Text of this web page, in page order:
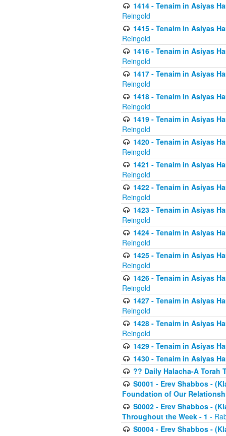
1414 - Tenaim in Asiyas
Reingold
1415 - Tenaim in Asiyas
Reingold
1416 - Tenaim in Asiyas
Reingold
1417 - Tenaim in Asiyas
Reingold
1418 - Tenaim in Asiyas
Reingold
1419 - Tenaim in Asiyas
Reingold
1420 - Tenaim in Asiyas
Reingold
1421 - Tenaim in Asiyas
Reingold
1422 - Tenaim in Asiyas
Reingold
1423 - Tenaim in Asiyas
Reingold
1424 - Tenaim in Asiyas
Reingold
1425 - Tenaim in Asiyas
Reingold
1426 - Tenaim in Asiyas
Reingold
1427 - Tenaim in Asiyas
Reingold
1428 - Tenaim in Asiyas
Reingold
1429 - Tenaim in Asiyas
1430 - Tenaim in Asiyas
?? Daily Halacha-A Torah
S0001 - Erev Shabbos -
Foundation of Our
S0002 - Erev Shabbos -
Throughout the Week - 1 -
S0004 - Erev Shabbos -